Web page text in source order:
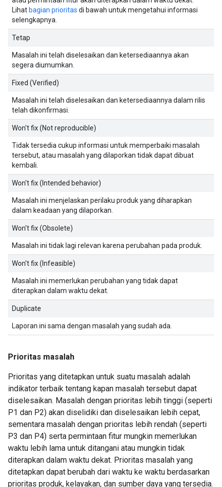
Lihat bagian prioritas di bawah untuk mengetahui informasi
selengkapnya.
Tetap
Masalah ini telah diselesaikan dan ketersediaannya akan
segera diumumkan.
Fixed (Verified)
Masalah ini telah diselesaikan dan ketersediaannya dalam rilis
telah dikonfirmasi.
Won't fix (Not reproducible)
Tidak tersedia cukup informasi untuk memperbaiki masalah
tersebut, atau masalah yang dilaporkan tidak dapat dibuat
kembali.
Won't fix (Intended behavior)
Masalah ini menjelaskan perilaku produk yang diharapkan
dalam keadaan yang dilaporkan.
Won't fix (Obsolete)
Masalah ini tidak lagi relevan karena perubahan pada produk.
Won't fix (Infeasible)
Masalah ini memerlukan perubahan yang tidak dapat
diterapkan dalam waktu dekat.
Duplicate
Laporan ini sama dengan masalah yang sudah ada.
Prioritas masalah
Prioritas yang ditetapkan untuk suatu masalah adalah
indikator terbaik tentang kapan masalah tersebut dapat
diselesaikan. Masalah dengan prioritas lebih tinggi (seperti
P1 dan P2) akan diselidiki dan diselesaikan lebih cepat,
sementara masalah dengan prioritas lebih rendah (seperti
P3 dan P4) serta permintaan fitur mungkin memerlukan
waktu lebih lama untuk ditangani atau mungkin tidak
diterapkan dalam waktu dekat. Prioritas masalah yang
ditetapkan dapat berubah dari waktu ke waktu berdasarkan
prioritas produk, kelayakan, dan sumber daya yang tersedia.